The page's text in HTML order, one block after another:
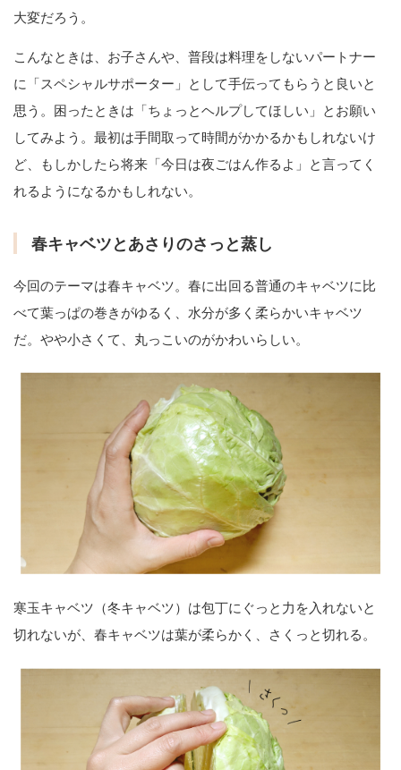
大変だろう。
こんなときは、お子さんや、普段は料理をしないパートナー
に「スペシャルサポーター」として手伝ってもらうと良いと
思う。困ったときは「ちょっとヘルプしてほしい」とお願い
してみよう。最初は手間取って時間がかかるかもしれないけ
ど、もしかしたら将来「今日は夜ごはん作るよ」と言ってく
れるようになるかもしれない。
春キャベツとあさりのさっと蒸し
今回のテーマは春キャベツ。春に出回る普通のキャベツに比
べて葉っぱの巻きがゆるく、水分が多く柔らかいキャベツ
だ。やや小さくて、丸っこいのがかわいらしい。
寒玉キャベツ（冬キャベツ）は包丁にぐっと力を入れないと
切れないが、春キャベツは葉が柔らかく、さくっと切れる。